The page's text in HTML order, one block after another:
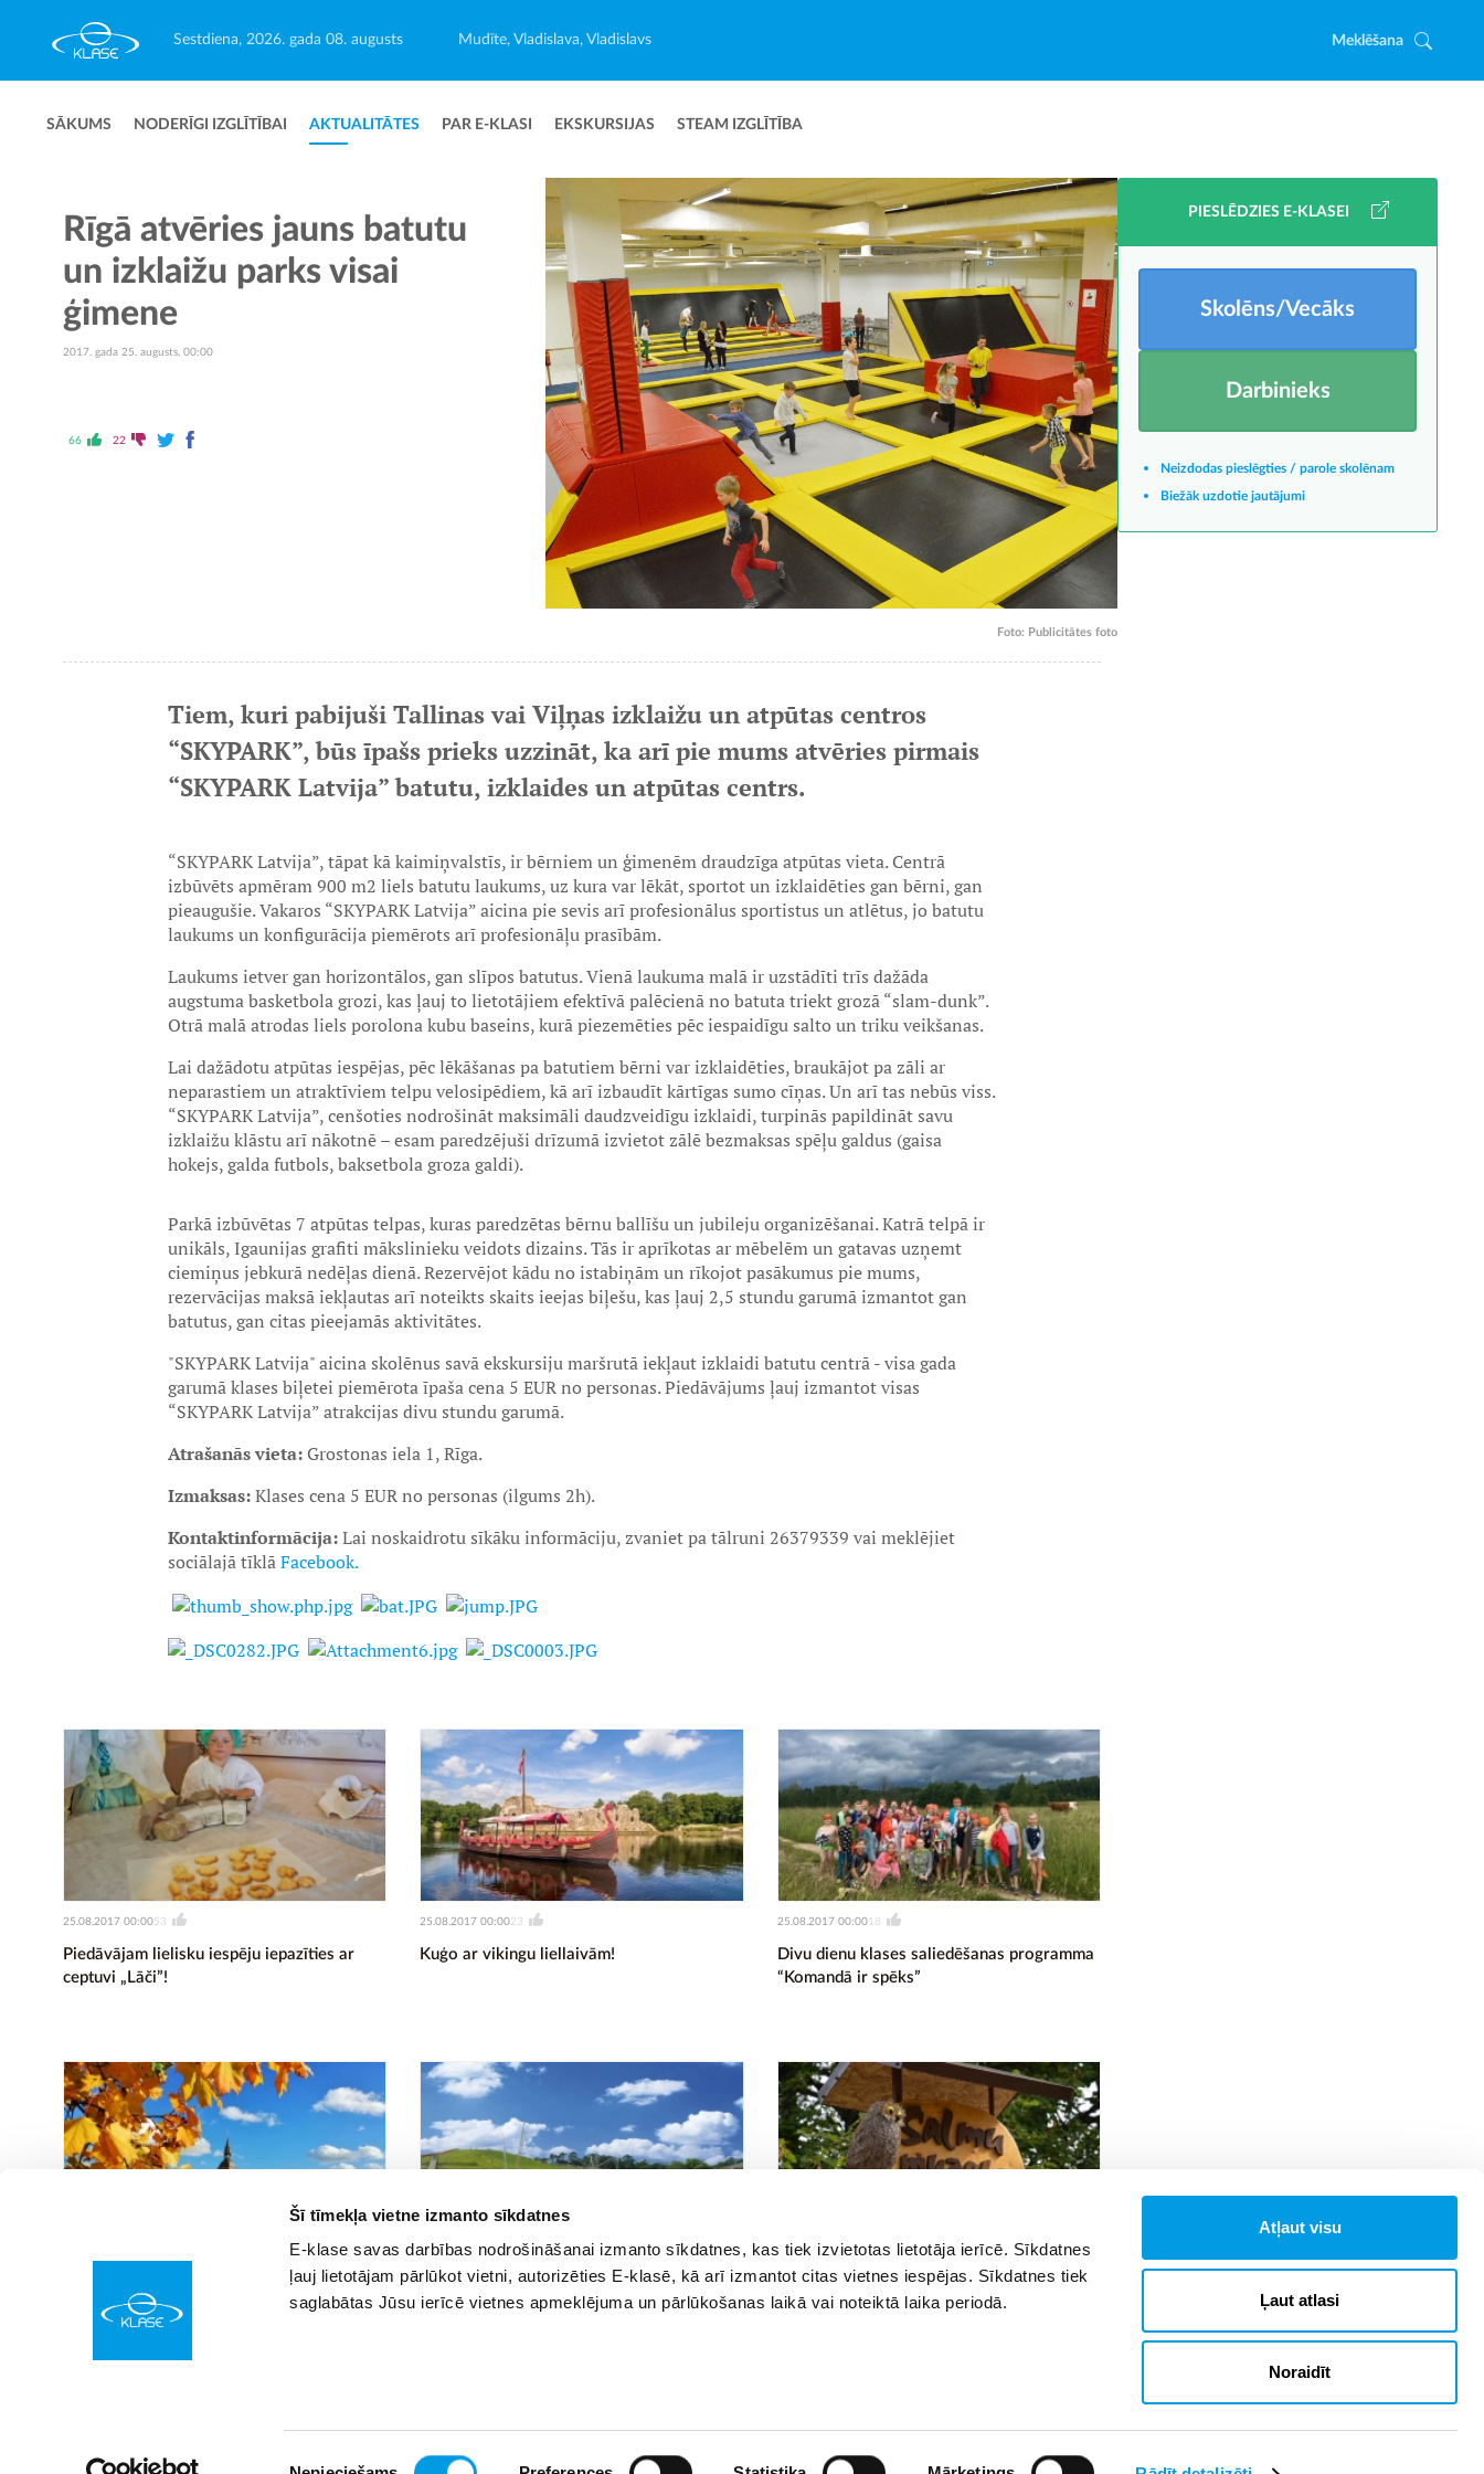
Šī tīmekļa vietne izmanto sīkdatnes
E-klase savas darbības nodrošināšanai izmanto sīkdatnes, kas tiek izvietotas lietotāja ierīcē. Sīkdatnes
ļauj lietotājam pārlūkot vietni, autorizēties E-klasē, kā arī izmantot citas vietnes iespējas. Sīkdatnes tiek
saglabātas Jūsu ierīcē vietnes apmeklējuma un pārlūkošanas laikā vai noteiktā laika periodā.
Atļaut visu
Ļaut atlasi
Noraidīt
Sestdiena, 2026. gada 08. augusts Mudīte, Vladislava, Vladislavs Meklēšana
SĀKUMS NODERĪGI IZGLĪTĪBAI AKTUALITĀTES PAR E-KLASI EKSKURSIJAS STEAM IZGLĪTĪBA
Rīgā atvēries jauns batutu
un izklaižu parks visai
ģimene
2017. gada 25. augusts, 00:00
66 22
Foto: Publicitātes foto
Tiem, kuri pabijuši Tallinas vai Viļņas izklaižu un atpūtas centros
“SKYPARK”, būs īpašs prieks uzzināt, ka arī pie mums atvēries pirmais
“SKYPARK Latvija” batutu, izklaides un atpūtas centrs.
“SKYPARK Latvija”, tāpat kā kaimiņvalstīs, ir bērniem un ģimenēm draudzīga atpūtas vieta. Centrā
izbūvēts apmēram 900 m2 liels batutu laukums, uz kura var lēkāt, sportot un izklaidēties gan bērni, gan
pieaugušie. Vakaros “SKYPARK Latvija” aicina pie sevis arī profesionālus sportistus un atlētus, jo batutu
laukums un konfigurācija piemērots arī profesionāļu prasībām.
Laukums ietver gan horizontālos, gan slīpos batutus. Vienā laukuma malā ir uzstādīti trīs dažāda
augstuma basketbola grozi, kas ļauj to lietotājiem efektīvā palēcienā no batuta triekt grozā “slam-dunk”.
Otrā malā atrodas liels porolona kubu baseins, kurā piezemēties pēc iespaidīgu salto un triku veikšanas.
Lai dažādotu atpūtas iespējas, pēc lēkāšanas pa batutiem bērni var izklaidēties, braukājot pa zāli ar
neparastiem un atraktīviem telpu velosipēdiem, kā arī izbaudīt kārtīgas sumo cīņas. Un arī tas nebūs viss.
“SKYPARK Latvija”, cenšoties nodrošināt maksimāli daudzveidīgu izklaidi, turpinās papildināt savu
izklaižu klāstu arī nākotnē – esam paredzējuši drīzumā izvietot zālē bezmaksas spēļu galdus (gaisa
hokejs, galda futbols, baksetbola groza galdi).
Parkā izbūvētas 7 atpūtas telpas, kuras paredzētas bērnu ballīšu un jubileju organizēšanai. Katrā telpā ir
unikāls, Igaunijas grafiti mākslinieku veidots dizains. Tās ir aprīkotas ar mēbelēm un gatavas uzņemt
ciemiņus jebkurā nedēļas dienā. Rezervējot kādu no istabiņām un rīkojot pasākumus pie mums,
rezervācijas maksā iekļautas arī noteikts skaits ieejas biļešu, kas ļauj 2,5 stundu garumā izmantot gan
batutus, gan citas pieejamās aktivitātes.
"SKYPARK Latvija" aicina skolēnus savā ekskursiju maršrutā iekļaut izklaidi batutu centrā - visa gada
garumā klases biļetei piemērota īpaša cena 5 EUR no personas. Piedāvājums ļauj izmantot visas
“SKYPARK Latvija” atrakcijas divu stundu garumā.
Atrašanās vieta: Grostonas iela 1, Rīga.
Izmaksas:Klases cena 5 EUR no personas (ilgums 2h).
Kontaktinformācija:Lai noskaidrotu sīkāku informāciju, zvaniet pa tālruni 26379339 vai meklējiet
sociālajā tīklāFacebook.
Piedāvājam lielisku iespēju iepazīties ar
ceptuvi „Lāči”!
25.08.2017 00:0053
Kuģo ar vikingu liellaivām!
25.08.2017 00:0023
Divu dienu klases saliedēšanas programma
“Komandā ir spēks”
25.08.2017 00:0018
Ekskursiju ceļvedis Valmieras pusē
Ekskursija uz Ventspils Piedzīvojumu parku
un Ūdens parku
24.04.2017 00:00 0
Ekskursija un radoša darbošanās Salmu
muzejā
13.04.2017 00:00 0
PIESLĒDZIES E-KLASEI
Skolēns/Vecāks
Darbinieks
Neizdodas pieslēgties / parole skolēnam
Biežāk uzdotie jautājumi